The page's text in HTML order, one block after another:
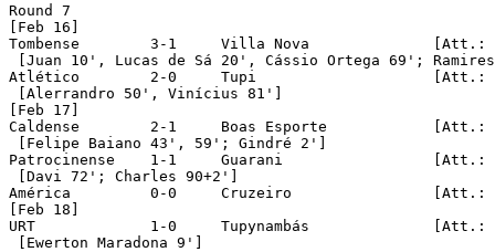
Round 7
[Feb 16]
Tombense	3-1	Villa Nova		[Att.: 935]
[Juan 10', Lucas de Sá 20', Cássio Ortega 69';
Atlético	2-0	Tupi			[Att.: 9,491]
[Alerrandro 50', Vinícius 81']
[Feb 17]
Caldense	2-1	Boas Esporte		[Att.: 1,315]
[Felipe Baiano 43', 59'; Gindré 2']
Patrocinense	1-1	Guarani			[Att.: 1,423]
[Davi 72'; Charles 90+2']
América		0-0	Cruzeiro		[Att.: 6,620]
[Feb 18]
URT		1-0	Tupynambás		[Att.: 1,168]
[Ewerton Maradona 9']